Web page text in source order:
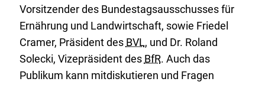
Vorsitzender des Bundestagsausschusses für
Ernährung und Landwirtschaft, sowie Friedel
Cramer, Präsident des BVL, und Dr. Roland
Solecki, Vizepräsident des BfR. Auch das
Publikum kann mitdiskutieren und Fragen